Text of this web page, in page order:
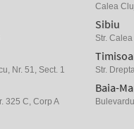
Nr. 51, Sect. 1
325 C, Corp A
Calea
Sibiu
Str.
Str.
Baia-